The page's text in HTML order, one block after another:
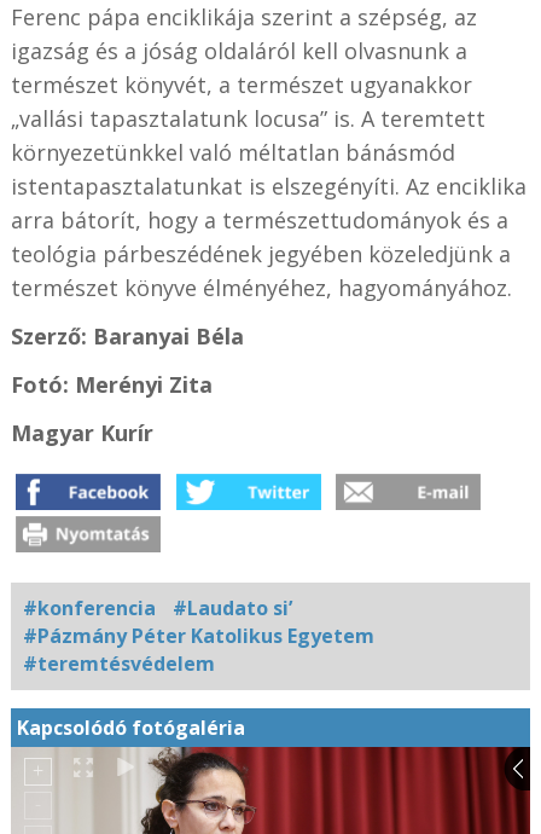
Ferenc pápa enciklikája szerint a szépség, az
igazság és a jóság oldaláról kell olvasnunk a
természet könyvét, a természet ugyanakkor
„vallási tapasztalatunk locusa” is. A teremtett
környezetünkkel való méltatlan bánásmód
istentapasztalatunkat is elszegényíti. Az enciklika
arra bátorít, hogy a természettudományok és a
teológia párbeszédének jegyében közeledjünk a
természet könyve élményéhez, hagyományához.
Szerző: Baranyai Béla
Fotó: Merényi Zita
Magyar Kurír
#konferencia
#Laudato si’
#Pázmány Péter Katolikus Egyetem
#teremtésvédelem
Kapcsolódó fotógaléria